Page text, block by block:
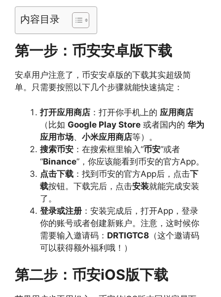
内容目录
第一步：币安安卓版下载
安卓用户注意了，币安安卓版的下载其实超级简
单。只需要按照以下几个步骤就能快速搞定：
打开应用商店 ：打开你手机上的 应用商店
（比如 Google Play Store 或者国内的 华为
应用市场、 小米应用商店等）。
搜索币安 ：在搜索框里输入“币安”或者
“Binance”，你应该能看到币安的官方App。
点击下载 ：找到币安的官方App后，点击下
载按钮。下载完后，点击安装就能完成安装
了。
登录或注册 ：安装完成后，打开App，登录
你的账号或者创建新账户。注意，这时候你
需要输入邀请码： DRTIGTC8 （这个邀请码
可以获得额外福利哦！）
第二步：币安iOS版下载